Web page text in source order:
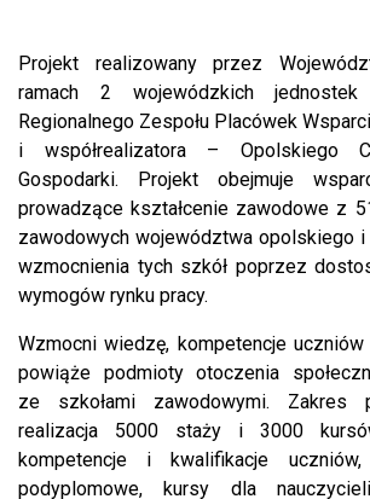
Projekt realizowany przez
ramach 2 wojewódzkich jednostek
Regionalnego Zespołu Placówek
i współrealizatora – Opolskiego
Gospodarki. Projekt obejmuje
prowadzące kształcenie zawodowe z
zawodowych województwa opolskiego
wzmocnienia tych szkół poprzez
wymogów rynku pracy.
Wzmocni wiedzę, kompetencje
powiąże podmioty otoczenia
ze szkołami zawodowymi. Zakres
realizacja 5000 staży i 3000
kompetencje i kwalifikacje
podyplomowe, kursy dla